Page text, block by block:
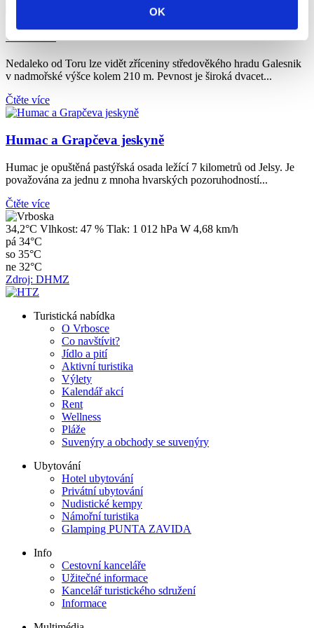
OK
Galešnik
Nedaleko od Toru lze vidět zříceniny středověkého hradu Galesnik
v nadmořské výšce kolem 210 m. Pevnost je široká dvacet...
Čtěte více
Humac a Grapčeva jeskyně
Humac je opuštěná pastýřská osada ležící 7 kilometrů od Jelsy. Je
považována za jednu z mnoha hvarských pozoruhodností...
Čtěte více
34,2°C Vlhkost: 47 % Tlak: 1 012 hPa W 4,68 km/h
pá 34°C
so 35°C
ne 32°C
Zdroj: DHMZ
Turistická nabídka
O Vrbosce
Co navštívit?
Jídlo a pití
Aktivní turistika
Výlety
Kalendář akcí
Rent
Wellness
Pláže
Suvenýry a obchody se suvenýry
Ubytování
Hotel ubytování
Privátní ubytování
Nudistické kempy
Námořní turistika
Glamping PUNTA ZAVIDA
Info
Cestovní kanceláře
Užitečné informace
Kancelář turistického sdružení
Informace